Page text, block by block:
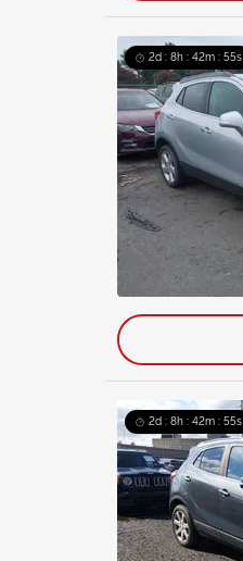
2d : 8h : 42m : 54s
2d : 8h : 42m : 54s